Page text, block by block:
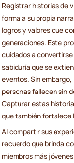
Registrar historias de
forma a su propia
logros y valores que
generaciones. Este
cuidados a
sabiduría que se
eventos. Sin
personas fallecen sin
Capturar estas
que también fortalece
Al compartir sus
recuerdo que brinda
miembros más